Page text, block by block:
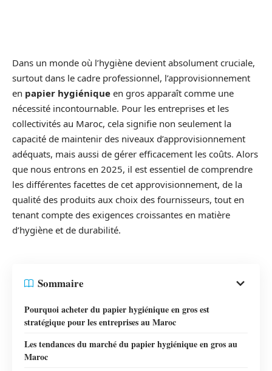
Dans un monde où l’hygiène devient absolument cruciale,
surtout dans le cadre professionnel, l’approvisionnement
en papier hygiénique en gros apparaît comme une
nécessité incontournable. Pour les entreprises et les
collectivités au Maroc, cela signifie non seulement la
capacité de maintenir des niveaux d’approvisionnement
adéquats, mais aussi de gérer efficacement les coûts. Alors
que nous entrons en 2025, il est essentiel de comprendre
les différentes facettes de cet approvisionnement, de la
qualité des produits aux choix des fournisseurs, tout en
tenant compte des exigences croissantes en matière
d’hygiène et de durabilité.
Sommaire
Pourquoi acheter du papier hygiénique en gros est
stratégique pour les entreprises au Maroc
Les tendances du marché du papier hygiénique en gros au
Maroc